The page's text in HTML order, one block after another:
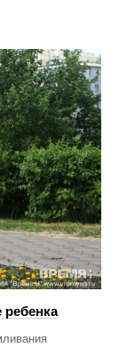
ребенка